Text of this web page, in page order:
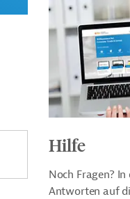
Hilfe
Noch Fragen?
Antworten auf